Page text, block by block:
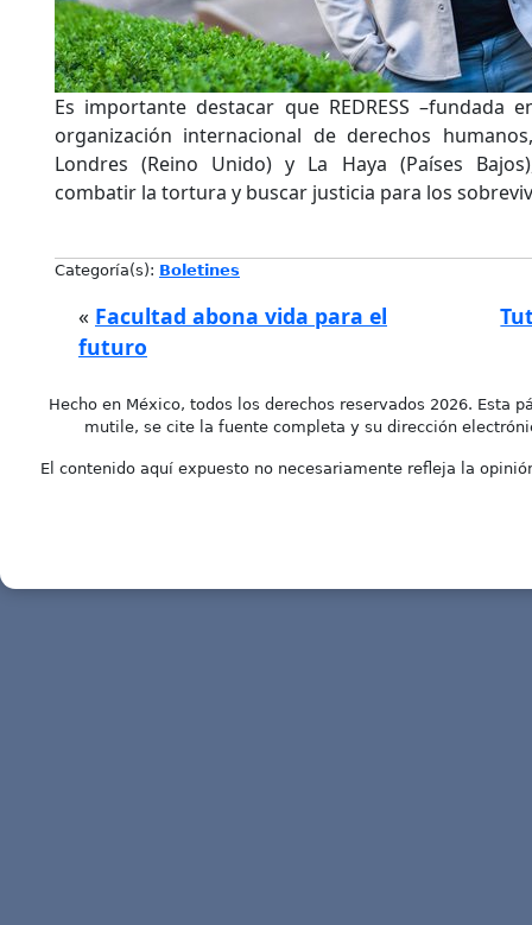
Es importante destacar que REDRESS –fundada
organización internacional de derechos
Londres (Reino Unido) y La Haya (Países
combatir la tortura y buscar justicia para los
Categoría(s): Boletines
« Facultad abona vida para el
futuro
Hecho en México, todos los derechos reservados 2026. Esta
mutile, se cite la fuente completa y su dirección
El contenido aquí expuesto no necesariamente refleja la